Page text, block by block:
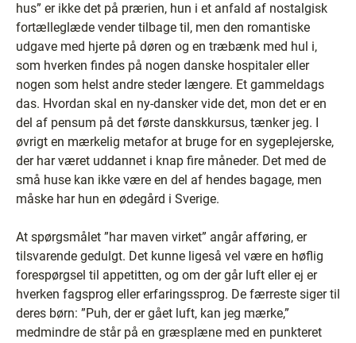
hus” er ikke det på prærien, hun i et anfald af nostalgisk
fortælleglæde vender tilbage til, men den romantiske
udgave med hjerte på døren og en træbænk med hul i,
som hverken findes på nogen danske hospitaler eller
nogen som helst andre steder længere. Et gammeldags
das. Hvordan skal en ny-dansker vide det, mon det er en
del af pensum på det første danskkursus, tænker jeg. I
øvrigt en mærkelig metafor at bruge for en sygeplejerske,
der har været uddannet i knap fire måneder. Det med de
små huse kan ikke være en del af hendes bagage, men
måske har hun en ødegård i Sverige.
At spørgsmålet ”har maven virket” angår afføring, er
tilsvarende gedulgt. Det kunne ligeså vel være en høflig
forespørgsel til appetitten, og om der går luft eller ej er
hverken fagsprog eller erfaringssprog. De færreste siger til
deres børn: ”Puh, der er gået luft, kan jeg mærke,”
medmindre de står på en græsplæne med en punkteret